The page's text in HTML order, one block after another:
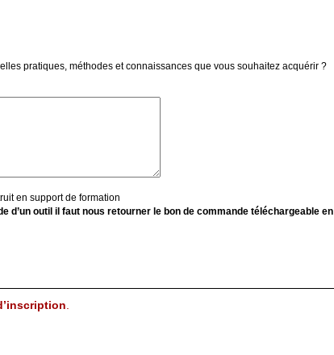
pratiques, méthodes et connaissances que vous souhaitez acquérir ?
en support de formation
d’un outil il faut nous retourner le bon de commande téléchargeable en